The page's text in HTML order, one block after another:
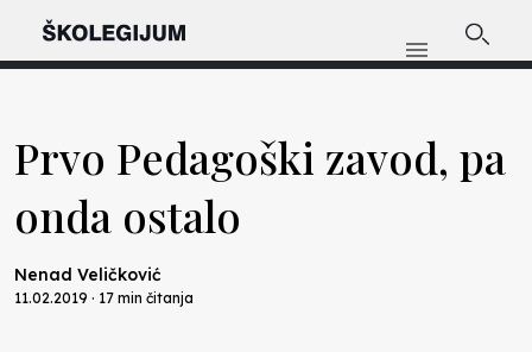
Prvo Pedagoški zavod, pa
onda ostalo
Nenad Veličković
11.02.2019 · 17 min čitanja